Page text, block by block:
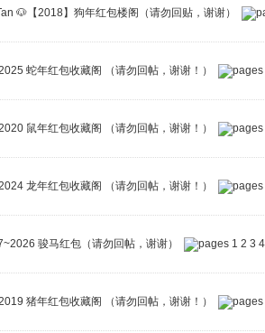
🐶【2018】狗年红包楼阁（请勿回贴，谢谢）
蛇年红包收藏阁 （请勿回帖，谢谢！）
鼠年红包收藏阁 （请勿回帖，谢谢！）
龙年红包收藏阁 （请勿回帖，谢谢！）
骏马红包（请勿回帖，谢谢） 1 2 3 4
猪年红包收藏阁 （请勿回帖，谢谢！）